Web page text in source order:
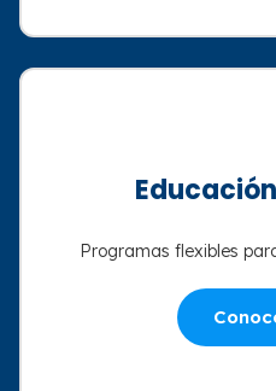
Programas flexibles